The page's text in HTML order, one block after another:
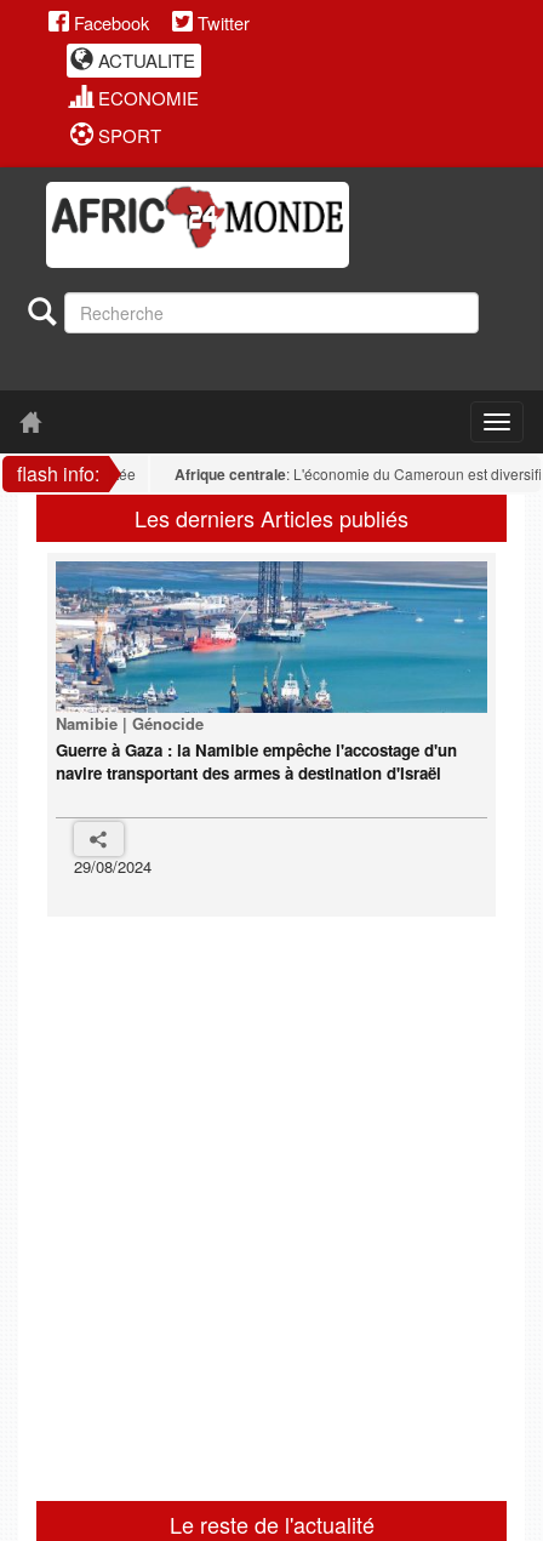
Facebook
Twitter
ACTUALITE
ECONOMIE
SPORT
flash info:
fragmentée Afrique centrale: L'économie du Cameroun est
Les derniers Articles publiés
Namibie | Génocide
Guerre à Gaza : la Namibie empêche l'accostage d'un
navire transportant des armes à destination d'Israël
29/08/2024
Le reste de l'actualité